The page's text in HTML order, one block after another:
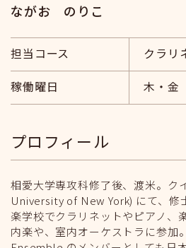
ながお のりこ
担当コース
クラリ
稼働曜日
木・金
プロフィール
相愛大学専攻科修了後、渡米。ク
University of New York) にて、修
楽学校でクラリネットやピアノ、
内楽や、室内オーケストラに参加